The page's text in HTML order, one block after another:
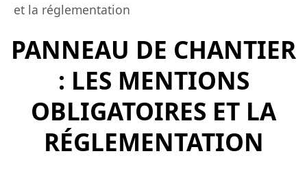
et la réglementation
PANNEAU DE CHANTIER
: LES MENTIONS
OBLIGATOIRES ET LA
RÉGLEMENTATION